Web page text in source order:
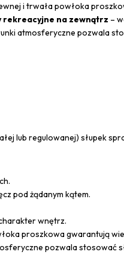
i trwała powłoka
rekreacyjne na zewnątrz –
atmosferyczne pozwala
lub regulowanej) słupek
pod żądanym kątem.
wnętrz.
proszkowa gwarantują
pozwala stosować